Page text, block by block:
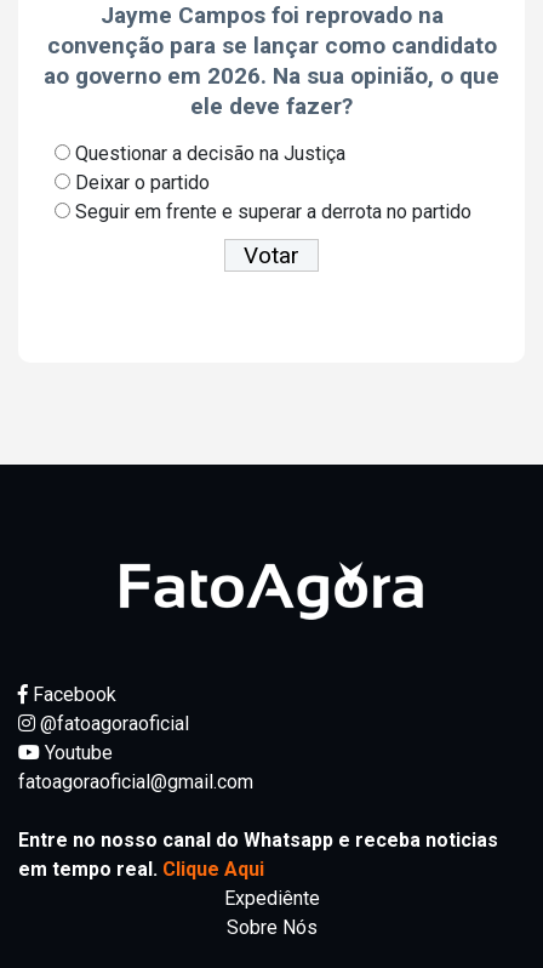
Jayme Campos foi reprovado na
convenção para se lançar como candidato
ao governo em 2026. Na sua opinião, o que
ele deve fazer?
Questionar a decisão na Justiça
Deixar o partido
Seguir em frente e superar a derrota no partido
Facebook
@fatoagoraoficial
Youtube
fatoagoraoficial@gmail.com
Entre no nosso canal do Whatsapp e receba noticias
em tempo real. Clique Aqui
Expediênte
Sobre Nós